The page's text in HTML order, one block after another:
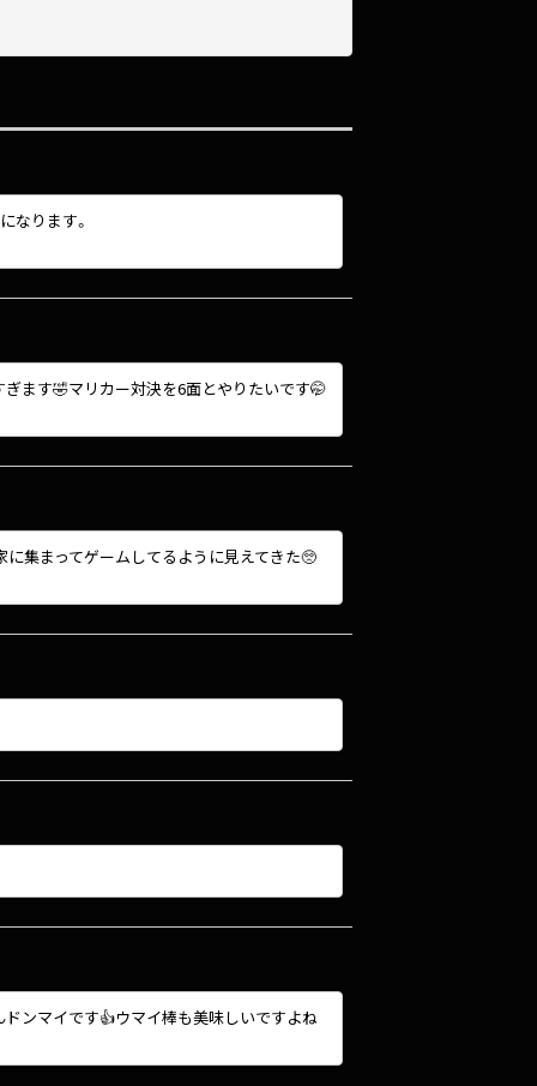
なります。
ます🤣マリカー対決を6面とやりたいです🤭
集まってゲームしてるように見えてきた🥺
ンマイです👍ウマイ棒も美味しいですよね